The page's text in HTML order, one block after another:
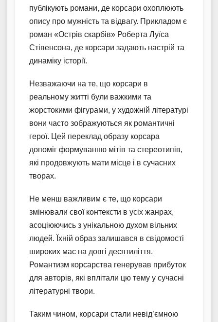
публікують романи, де корсари охоплюють
опису про мужність та відвагу. Прикладом є
роман «Острів скарбів» Роберта Луїса
Стівенсона, де корсари задають настрій та
динаміку історії.
Незважаючи на те, що корсари в
реальному житті були важкими та
жорстокими фігурами, у художній літературі
вони часто зображуються як романтичні
герої. Цей переклад образу корсара
допоміг формуванню мітів та стереотипів,
які продовжують мати місце і в сучасних
творах.
Не менш важливим є те, що корсари
змінювали свої контексти в усіх жанрах,
асоціюючись з унікальною духом вільних
людей. Їхній образ залишався в свідомості
широких мас на довгі десятиліття.
Романтизм корсарства генерував прибуток
для авторів, які вплітали цю тему у сучасні
літературні твори.
Таким чином, корсари стали невід’ємною